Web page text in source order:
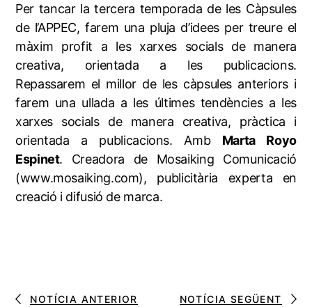
Per tancar la tercera temporada de les Càpsules
de l’APPEC, farem una pluja d’idees per treure el
màxim profit a les xarxes socials de manera
creativa, orientada a les publicacions.
Repassarem el millor de les càpsules anteriors i
farem una ullada a les últimes tendències a les
xarxes socials de manera creativa, pràctica i
orientada a publicacions. Amb Marta Royo
Espinet. Creadora de Mosaiking Comunicació
(www.mosaiking.com), publicitària experta en
creació i difusió de marca.
NOTÍCIA ANTERIOR NOTÍCIA SEGÜENT